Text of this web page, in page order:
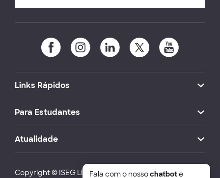
Links Rápidos
Para Estudantes
Atualidade
Copyright © ISEG Lisbon School of Economics and
Fala com o nossochatbote